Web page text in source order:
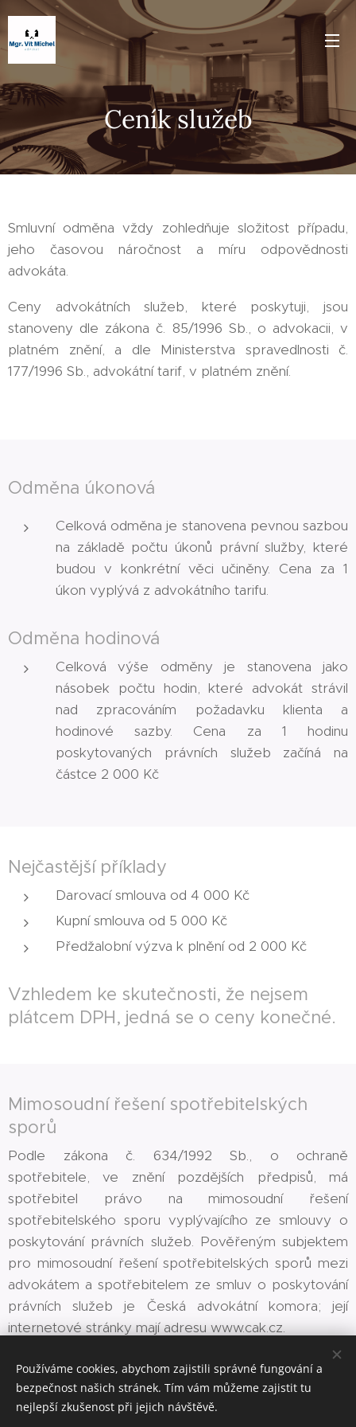
Ceník služeb
Smluvní odměna vždy zohledňuje složitost případu,
jeho časovou náročnost a míru odpovědnosti
advokáta.
Ceny advokátních služeb, které poskytuji, jsou
stanoveny dle zákona č. 85/1996 Sb., o advokacii, v
platném znění, a dle Ministerstva spravedlnosti č.
177/1996 Sb., advokátní tarif, v platném znění.
Odměna úkonová
Celková odměna je stanovena pevnou sazbou
na základě počtu úkonů právní služby, které
budou v konkrétní věci učiněny. Cena za 1
úkon vyplývá z advokátního tarifu.
Odměna hodinová
Celková výše odměny je stanovena jako
násobek počtu hodin, které advokát strávil
nad zpracováním požadavku klienta a
hodinové sazby. Cena za 1 hodinu
poskytovaných právních služeb začíná na
částce 2 000 Kč
Nejčastější příklady
Darovací smlouva od 4 000 Kč
Kupní smlouva od 5 000 Kč
Předžalobní výzva k plnění od 2 000 Kč
Vzhledem ke skutečnosti, že nejsem
plátcem DPH, jedná se o ceny konečné.
Mimosoudní řešení spotřebitelských
sporů
Podle zákona č. 634/1992 Sb., o ochraně
spotřebitele, ve znění pozdějších předpisů, má
spotřebitel právo na mimosoudní řešení
spotřebitelského sporu vyplývajícího ze smlouvy o
poskytování právních služeb. Pověřeným subjektem
pro mimosoudní řešení spotřebitelských sporů mezi
advokátem a spotřebitelem ze smluv o poskytování
právních služeb je Česká advokátní komora; její
internetové stránky mají adresu www.cak.cz.
Mgr. Vít Michel, advokát, ČAK 18146 Janáčkova 1089/20, 702
Používáme cookies, abychom zajistili správné fungování a
bezpečnost našich stránek. Tím vám můžeme zajistit tu
nejlepší zkušenost při jejich návštěvě.